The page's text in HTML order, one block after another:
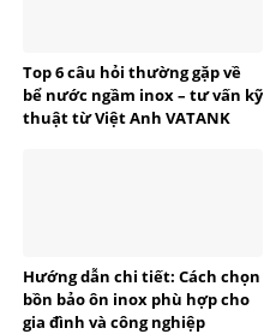
Top 6 câu hỏi thường gặp về
bể nước ngầm inox – tư vấn kỹ
thuật từ Việt Anh VATANK
Hướng dẫn chi tiết: Cách chọn
bồn bảo ôn inox phù hợp cho
gia đình và công nghiệp